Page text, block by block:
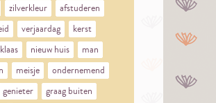
zilverkleur
afstuderen
verjaardag
kerst
nieuw huis
man
meisje
ondernemend
genieter
graag buiten